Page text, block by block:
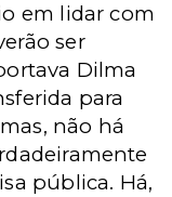
em lidar com
ser
Dilma
para
não há
pública. Há,